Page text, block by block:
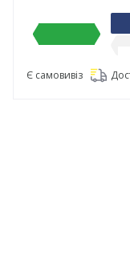
Є самовивіз